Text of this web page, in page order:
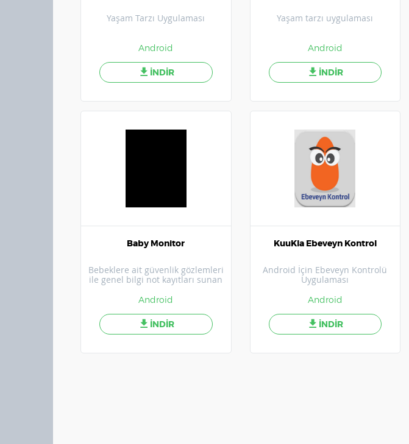
Yaşam Tarzı Uygulaması
Android
İNDİR
Yaşam tarzı uygulaması
Android
İNDİR
Baby Monitor
Bebeklere ait güvenlik gözlemleri
ile genel bilgi not kayıtları sunan
Android
İNDİR
KuuKla Ebeveyn Kontrol
Android İçin Ebeveyn Kontrolü
Uygulaması
Android
İNDİR